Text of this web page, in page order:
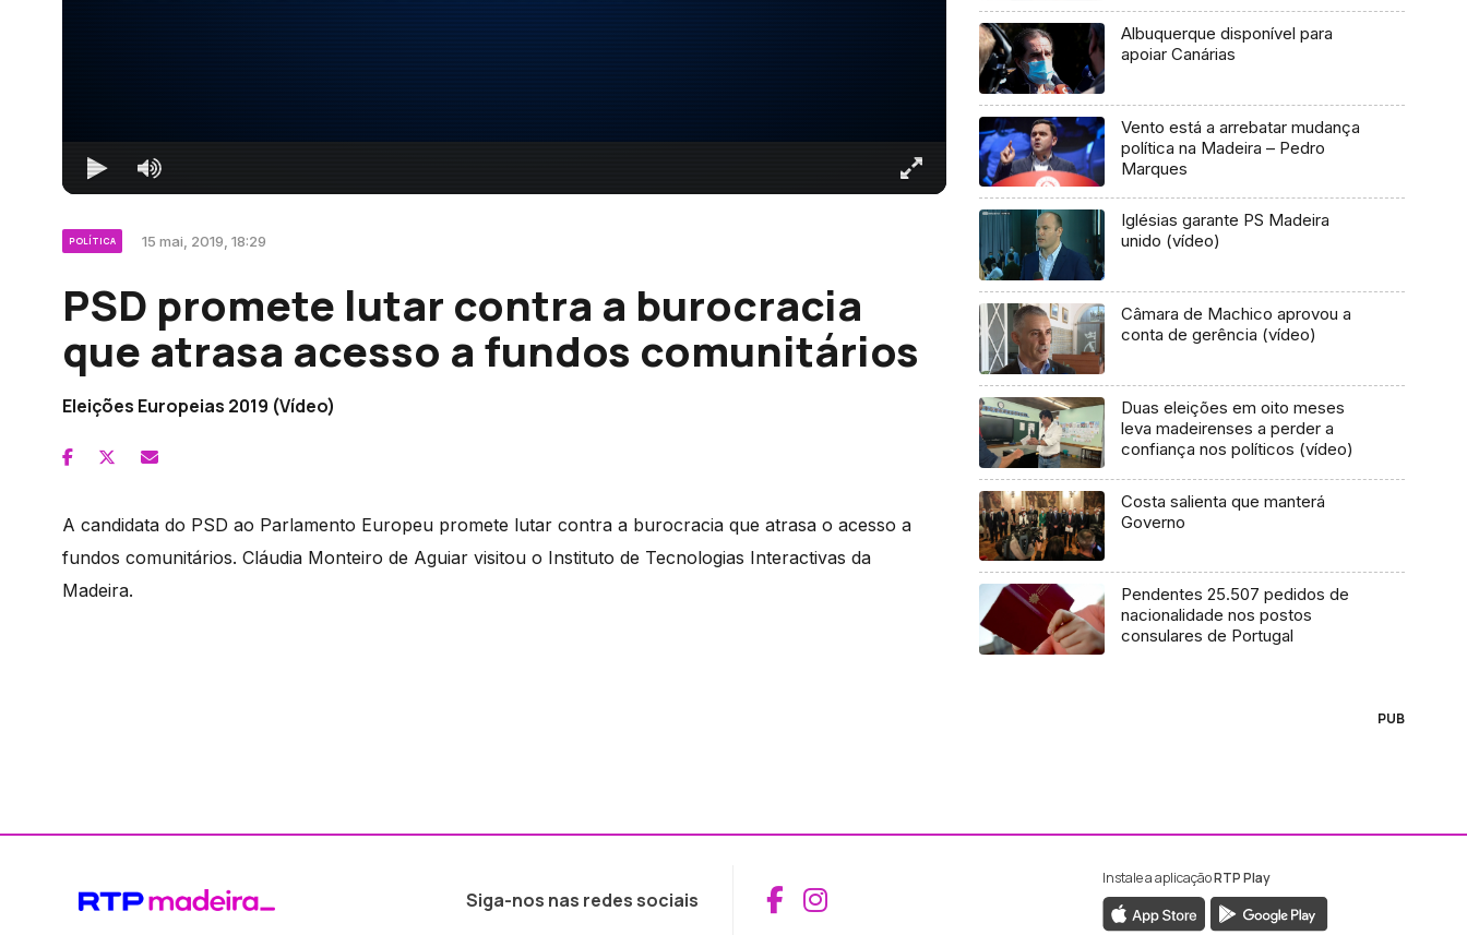
POLÍTICA 15 mai, 2019, 18:29
PSD promete lutar contra a burocracia
que atrasa acesso a fundos comunitários
Eleições Europeias 2019 (Vídeo)
A candidata do PSD ao Parlamento Europeu promete lutar contra a burocracia que atrasa o acesso a
fundos comunitários. Cláudia Monteiro de Aguiar visitou o Instituto de Tecnologias Interactivas da
Madeira.
Albuquerque disponível para
apoiar Canárias
Vento está a arrebatar mudança
política na Madeira – Pedro
Marques
Iglésias garante PS Madeira
unido (vídeo)
Câmara de Machico aprovou a
conta de gerência (vídeo)
Duas eleições em oito meses
leva madeirenses a perder a
confiança nos políticos (vídeo)
Costa salienta que manterá
Governo
Pendentes 25.507 pedidos de
nacionalidade nos postos
consulares de Portugal
PUB
Siga-nos nas redes sociais Aceder ao Facebook da RTP Madeira
Aceder ao Instagram da RTP Madeira
Instale a aplicaçãoRTP Play